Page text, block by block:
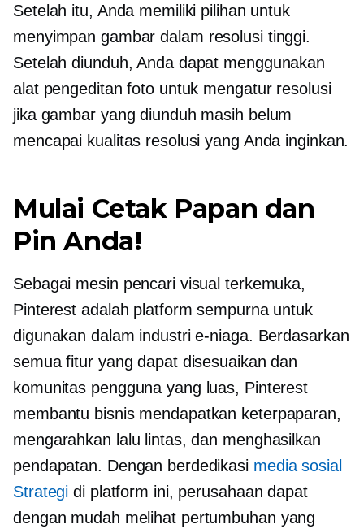
Setelah itu, Anda memiliki pilihan untuk
menyimpan gambar dalam resolusi tinggi.
Setelah diunduh, Anda dapat menggunakan
alat pengeditan foto untuk mengatur resolusi
jika gambar yang diunduh masih belum
mencapai kualitas resolusi yang Anda inginkan.
Mulai Cetak Papan dan
Pin Anda!
Sebagai mesin pencari visual terkemuka,
Pinterest adalah platform sempurna untuk
digunakan dalam industri e-niaga. Berdasarkan
semua fitur yang dapat disesuaikan dan
komunitas pengguna yang luas, Pinterest
membantu bisnis mendapatkan keterpaparan,
mengarahkan lalu lintas, dan menghasilkan
pendapatan. Dengan berdedikasi media sosial
Strategi di platform ini, perusahaan dapat
dengan mudah melihat pertumbuhan yang